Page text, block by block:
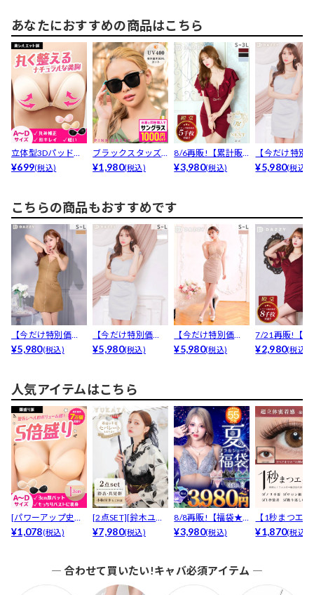
あなたにおすすめの商品はこちら
立体型3Dパッド付
きヌードブラ
¥699(税込)
ブラックスタッズ
サングラス
¥1,980(税込)
8/6再販!【累計販
売5000枚突破】...
¥3,980(税込)
【今だけ特別
格】大胆な胸
¥5,980(税込)
こちらの商品もおすすめです
【今だけ特別価
格】[明日花キララ
¥5,980(税込)
【今だけ特別価
格】大胆な胸元カ
¥5,980(税込)
【今だけ特別価
格】[伊藤桃々着用]
¥5,980(税込)
7/21再販!【累
売7000枚以上
¥2,980(税込)
人気アイテムはこちら
[パワーアップ史上
最強5倍盛りアップ
¥1,078(税込)
[2点SET][鈴木ユリ
ア(baby)...
¥7,980(税込)
8/8再販!【福袋★
ブラセット3点
¥3,980(税込)
【1秒まつエ
リュームタイ
¥1,870(税込)
― 合わせて買いたい!キャバ必須アイテム ―